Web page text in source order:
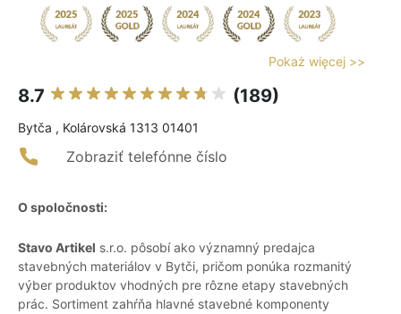
Pokaż więcej >>
8.7 (189)
Bytča , Kolárovská 1313 01401
Zobraziť telefónne číslo
O spoločnosti:
Stavo Artikel s.r.o. pôsobí ako významný predajca
stavebných materiálov v Bytči, pričom ponúka rozmanitý
výber produktov vhodných pre rôzne etapy stavebných
prác. Sortiment zahŕňa hlavné stavebné komponenty